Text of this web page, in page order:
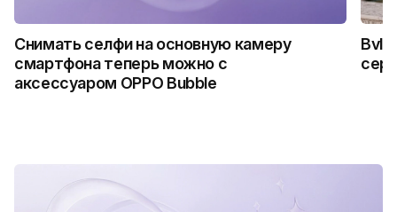
Снимать селфи на основную камеру
смартфона теперь можно с
аксессуаром OPPO Bubble